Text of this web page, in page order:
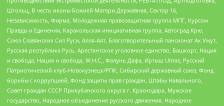
Штольц, В честь иконы Божией Матери Державная, Сектор 16,
Независимость, Фирма, Молодежная правозащитная группа МПГ, Курсом
Правды и Единения, Каракольская инициативная группа, Автоград Крю,
Союз Славянских Сил Руси, Алля-Аят, Благотворительный пансионат Ак Умут,
Русская республика Русь, Арестантское уголовное единство, Башкорт, Нация
и свобода, Нация и свобода, W.H.С., Фалунь Дафа, Иртыш Ultras, Русский
Патриотический клуб-Новокузнецк/РПК, Сибирский державный союз, Фонд
борьбы с коррупцией, Фонд защиты прав граждан, Штабы Навального,
Совет граждан СССР Прикубанского округа г. Краснодара, Мужское
государство, Народное объединение русского движения, Народное